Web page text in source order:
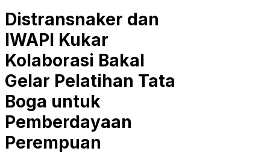
Distransnaker dan
IWAPI Kukar
Kolaborasi Bakal
Gelar Pelatihan Tata
Boga untuk
Pemberdayaan
Perempuan